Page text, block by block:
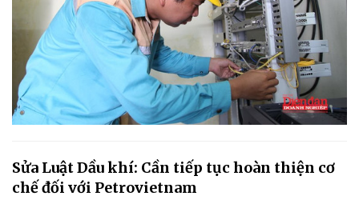
Sửa Luật Dầu khí: Cần tiếp tục hoàn thiện cơ
chế đối với Petrovietnam